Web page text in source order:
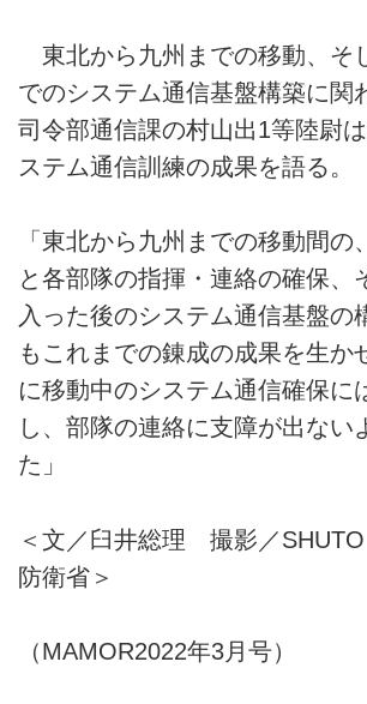
東北から九州までの移動、そ
でのシステム通信基盤構築に関
司令部通信課の村山出1等陸尉
ステム通信訓練の成果を語る。
「東北から九州までの移動間の
と各部隊の指揮・連絡の確保、
入った後のシステム通信基盤の
もこれまでの錬成の成果を生か
に移動中のシステム通信確保に
し、部隊の連絡に支障が出ない
た」
＜文／臼井総理 撮影／
防衛省＞
（MAMOR2022年3月号）